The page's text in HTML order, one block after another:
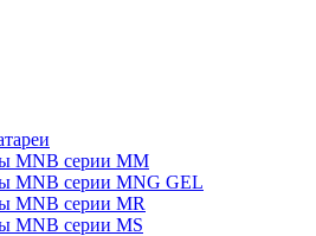
MNB серии MM
MNB серии MNG GEL
MNB серии MR
MNB серии MS